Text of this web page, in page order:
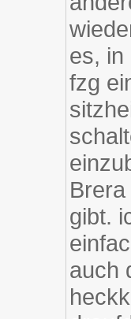
es, in
fzg
gibt.
auch